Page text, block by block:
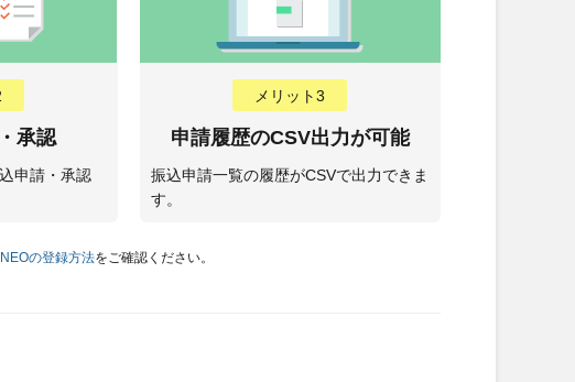
承認
申請・承認
メリット3
申請履歴のCSV出力が可能
振込申請一覧の履歴がCSVで出力できま
す。
の登録方法をご確認ください。